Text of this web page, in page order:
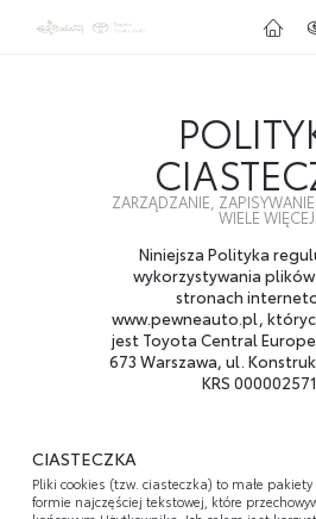
ZARZĄDZANIE,
WIELE WIĘCEJ
Niniejsza Polityka
wykorzystywania
stronach
www.pewneauto.pl,
jest Toyota Central
673 Warszawa, ul.
KRS
CIASTECZKA
Pliki cookies (tzw. ciasteczka) to małe
formie najczęściej tekstowej, które